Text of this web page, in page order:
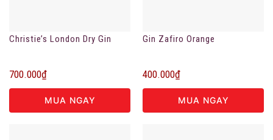
Christie’s London Dry Gin
700.000₫
MUA NGAY
Gin Zafiro Orange
400.000₫
MUA NGAY